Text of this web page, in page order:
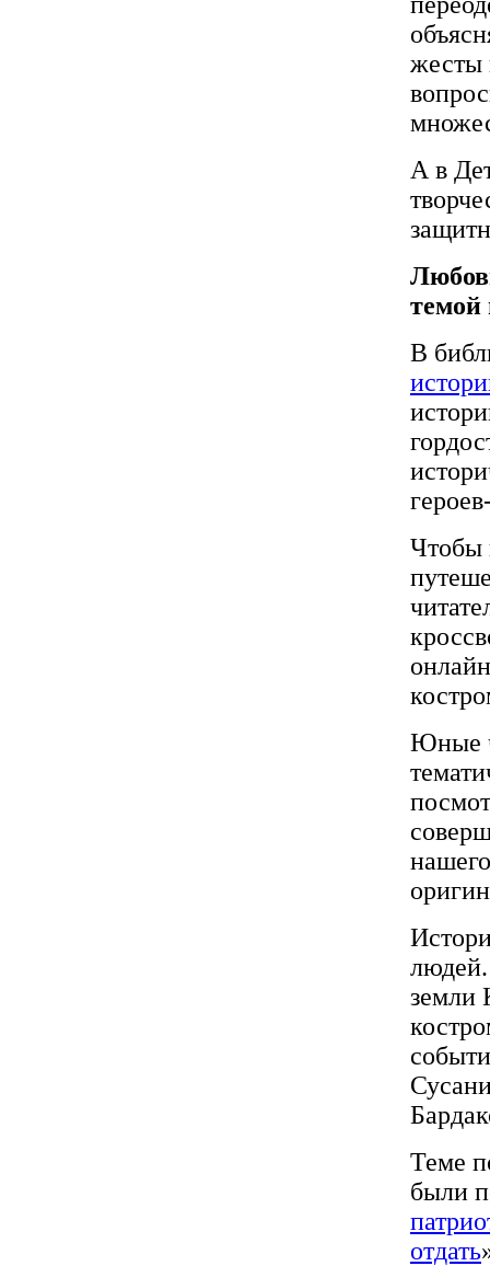
жесты
А в
темой
В
Чтобы
Юные
земли
Теме
были
отдать